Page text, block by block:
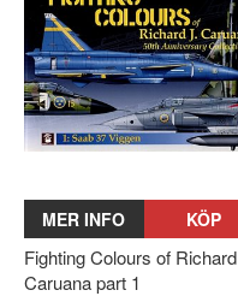
MER INFO KÖP
Fighting Colours of Richard
Caruana part 1